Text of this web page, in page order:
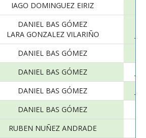
IAGO DOMINGUEZ EIRIZ
DANIEL BAS GÓMEZ
LARA GONZALEZ VILARIÑO
DANIEL BAS GÓMEZ
DANIEL BAS GÓMEZ
DANIEL BAS GÓMEZ
DANIEL BAS GÓMEZ
RUBEN NUÑEZ ANDRADE